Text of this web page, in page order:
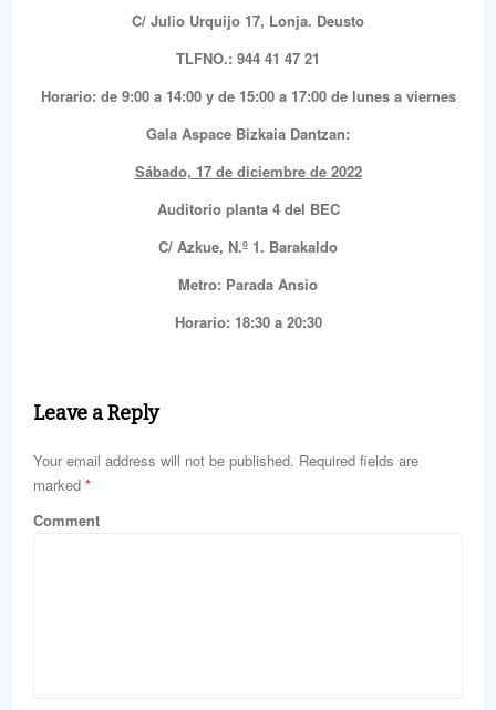
C/ Julio Urquijo 17, Lonja. Deusto
TLFNO.: 944 41 47 21
Horario: de 9:00 a 14:00 y de 15:00 a 17:00 de lunes a viernes
Gala Aspace Bizkaia Dantzan:
Sábado, 17 de diciembre de 2022
Auditorio planta 4 del BEC
C/ Azkue, N.º 1. Barakaldo
Metro: Parada Ansio
Horario: 18:30 a 20:30
Leave a Reply
Your email address will not be published. Required fields are
marked *
Comment